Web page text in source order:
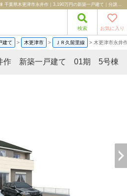
木更津市永井作 新築一戸建て 01期 5号棟 千葉県木更津市永井作｜3,190万円の新築一戸建て｜分譲住宅や新築物件｜株式会社エステートコンサル
検索 お気に入り
建て > 木更津市 > ＪＲ久留里線 > 木更津市永
作 新築一戸建て 01期 5号棟